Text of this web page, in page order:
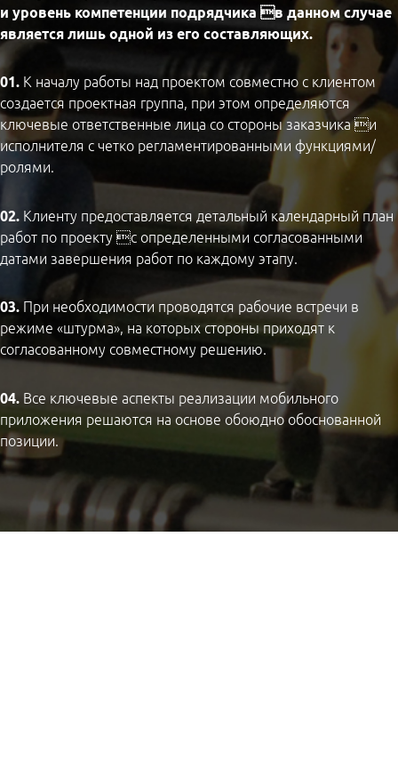
и уровень компетенции подрядчика в данном случае
является лишь одной из его составляющих.
01. К началу работы над проектом совместно с клиентом
создается проектная группа, при этом определяются
ключевые ответственные лица со стороны заказчика и
исполнителя с четко регламентированными функциями/
ролями.
02. Клиенту предоставляется детальный календарный план
работ по проекту с определенными согласованными
датами завершения работ по каждому этапу.
03. При необходимости проводятся рабочие встречи в
режиме «штурма», на которых стороны приходят к
согласованному совместному решению.
04. Все ключевые аспекты реализации мобильного
приложения решаются на основе обоюдно обоснованной
позиции.